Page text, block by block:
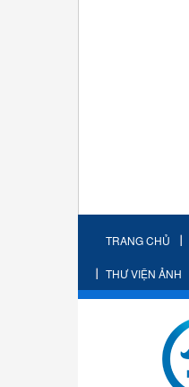
TRANG CHỦ
THƯ VIỆN ẢNH